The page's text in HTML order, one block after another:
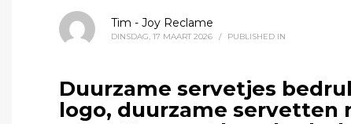
Tim - Joy Reclame
DINSDAG, 17 MAART 2026 / PUBLISHED IN
Duurzame servetjes
logo, duurzame servetten